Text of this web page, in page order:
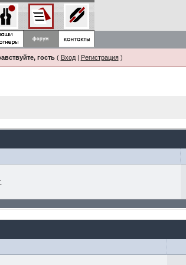
гость( Вход| Регистрация)